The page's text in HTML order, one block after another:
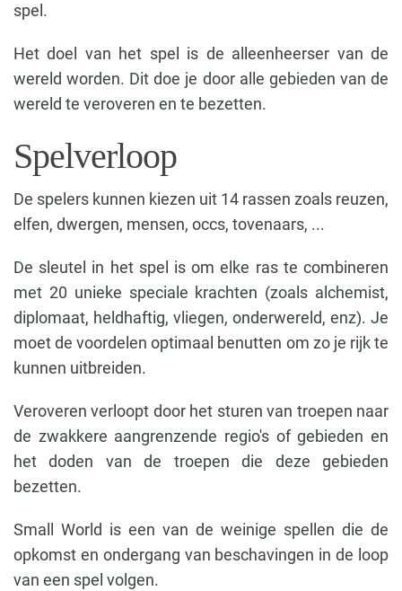
spel.
Het doel van het spel is de alleenheerser van de
wereld worden. Dit doe je door alle gebieden van de
wereld te veroveren en te bezetten.
Spelverloop
De spelers kunnen kiezen uit 14 rassen zoals reuzen,
elfen, dwergen, mensen, occs, tovenaars, ...
De sleutel in het spel is om elke ras te combineren
met 20 unieke speciale krachten (zoals alchemist,
diplomaat, heldhaftig, vliegen, onderwereld, enz). Je
moet de voordelen optimaal benutten om zo je rijk te
kunnen uitbreiden.
Veroveren verloopt door het sturen van troepen naar
de zwakkere aangrenzende regio's of gebieden en
het doden van de troepen die deze gebieden
bezetten.
Small World is een van de weinige spellen die de
opkomst en ondergang van beschavingen in de loop
van een spel volgen.